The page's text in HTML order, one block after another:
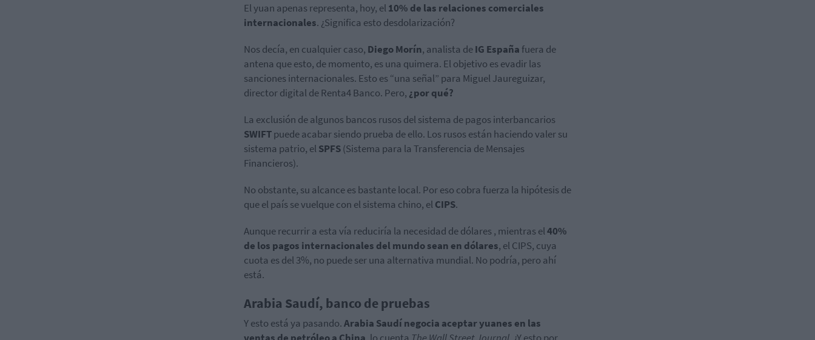
El yuan apenas representa, hoy, el10% de las relaciones comerciales
internacionales. ¿Significa esto desdolarización?
Nos decía, en cualquier caso, DiegoMorín, analista deIG España fuera de
antena que esto, de momento, es una quimera. El objetivo es evadir las
sanciones internacionales. Esto es “una señal” para Miguel Jaureguizar,
director digital de Renta4 Banco. Pero, ¿por qué?
La exclusión de algunos bancos rusos del sistema de pagos interbancarios
SWIFTpuede acabar siendo prueba de ello. Los rusos están haciendo valer su
sistema patrio, elSPFS(Sistema para la Transferencia de Mensajes
Financieros).
No obstante, su alcance es bastante local. Por eso cobra fuerza la hipótesis de
que el país se vuelque con el sistema chino, elCIPS.
Aunque recurrir a esta vía reduciría la necesidad de dólares , mientras el40%
de los pagos internacionales del mundo sean en dólares, el CIPS, cuya
cuota es del 3%, no puede ser una alternativa mundial. No podría, pero ahí
está.
Arabia Saudí, banco de pruebas
Y esto está ya pasando.Arabia Saudí negocia aceptar yuanes en las